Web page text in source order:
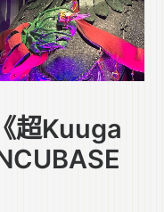
超Kuuga